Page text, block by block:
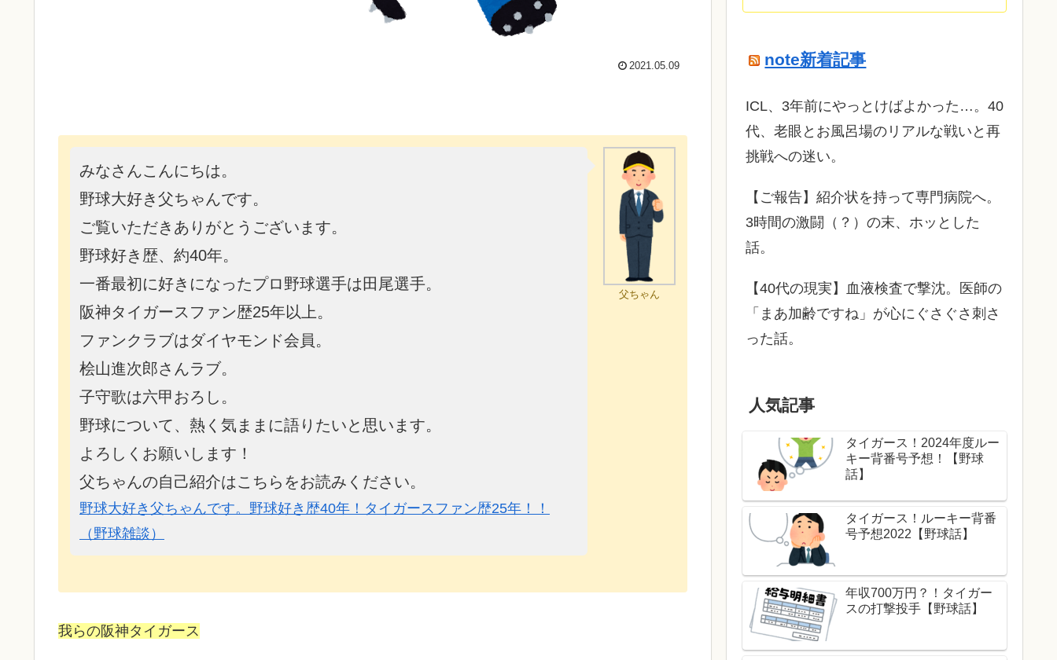
2021.05.09
父ちゃん
みなさんこんにちは。
野球大好き父ちゃんです。
ご覧いただきありがとうございます。
野球好き歴、約40年。
一番最初に好きになったプロ野球選手は田尾選手。
阪神タイガースファン歴25年以上。
ファンクラブはダイヤモンド会員。
桧山進次郎さんラブ。
子守歌は六甲おろし。
野球について、熱く気ままに語りたいと思います。
よろしくお願いします！
父ちゃんの自己紹介はこちらをお読みください。
野球大好き父ちゃんです。野球好き歴40年！タイガースファン歴25年！！
（野球雑談）
我らの阪神タイガース
note新着記事
ICL、3年前にやっとけばよかった…。40
代、老眼とお風呂場のリアルな戦いと再
挑戦への迷い。
​【ご報告】紹介状を持って専門病院へ。
3時間の激闘（？）の末、ホッとした
話。
【40代の現実】血液検査で撃沈。医師の
「まあ加齢ですね」が心にぐさぐさ刺さ
った話。
人気記事
タイガース！2024年度ルー
キー背番号予想！【野球
話】
タイガース！ルーキー背番
号予想2022【野球話】
年収700万円？！タイガー
スの打撃投手【野球話】